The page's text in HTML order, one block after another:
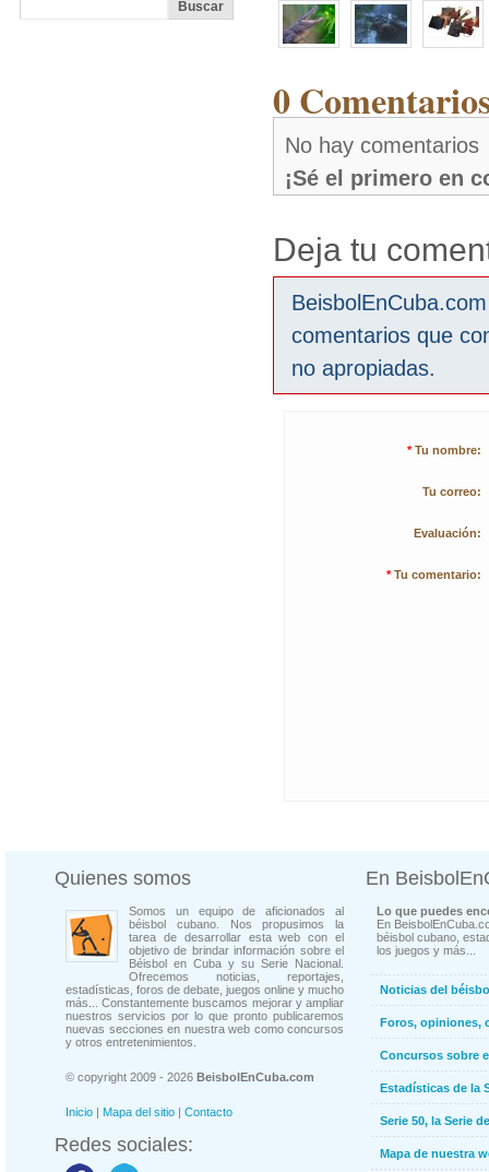
0
No hay comentarios
¡Sé el primero en
Deja tu
comentarios que
no apropiadas.
* Tu nombre:
Tu correo:
Evaluación:
* Tu comentario:
Quienes somos
Somos un equipo de aficionados al
béisbol cubano. Nos propusimos la
tarea de desarrollar esta web con el
objetivo de brindar información sobre el
Béisbol en Cuba y su Serie Nacional.
Ofrecemos noticias, reportajes,
estadísticas, foros de debate, juegos online y mucho
más... Constantemente buscamos mejorar y ampliar
nuestros servicios por lo que pronto publicaremos
nuevas secciones en nuestra web como concursos
y otros entretenimientos.
© copyright 2009 - 2026 BeisbolEnCuba.com
Inicio | Mapa del sitio | Contacto
Redes sociales:
En
Lo que puedes
En
béisbol cubano,
los juegos y más...
Noticias del
Foros, opiniones,
Concursos sobre
Estadísticas de la
Serie 50, la Serie
Mapa de nuestra